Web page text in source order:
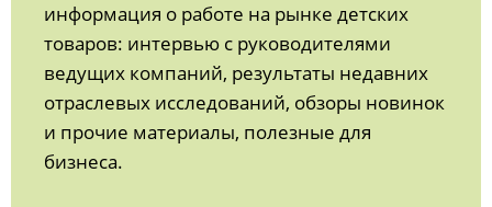
информация о работе на рынке детских
товаров: интервью с руководителями
ведущих компаний, результаты недавних
отраслевых исследований, обзоры новинок
и прочие материалы, полезные для
бизнеса.